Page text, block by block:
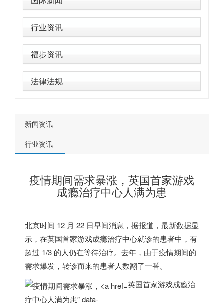
行业资讯
福步资讯
法律法规
新闻资讯
行业资讯
疫情期间需求暴涨，英国首家游戏
成瘾治疗中心人满为患
北京时间 12 月 22 日早间消息，据报道，最新数据显
示，在英国首家游戏成瘾治疗中心就诊的患者中， 有
超过 1/3 的人仍在等待治疗。去年， 由于疫情期间的
需求爆发，转诊而来的患者人数翻了一番。
英国首家游戏成瘾治
疗中心人满为患” data-